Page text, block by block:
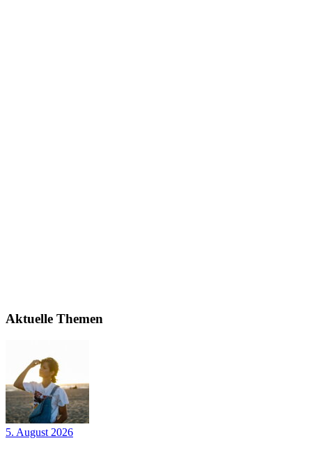
Aktuelle Themen
5. August 2026